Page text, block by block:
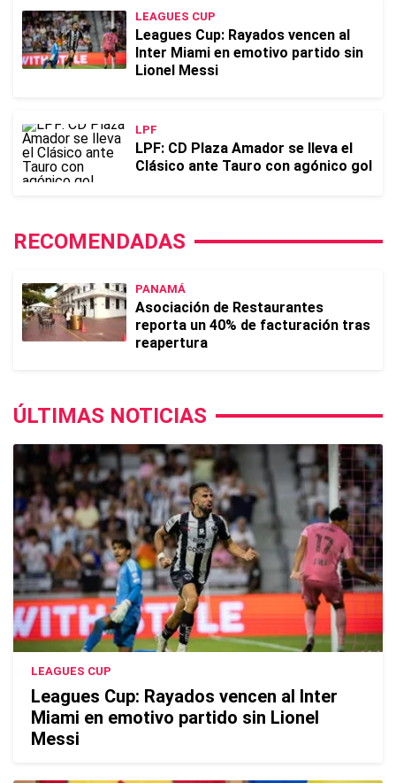
LEAGUES CUP
Leagues Cup: Rayados vencen al
Inter Miami en emotivo partido sin
Lionel Messi
LPF
LPF: CD Plaza Amador se lleva el
Clásico ante Tauro con agónico gol
RECOMENDADAS
PANAMÁ
Asociación de Restaurantes
reporta un 40% de facturación tras
reapertura
ÚLTIMAS NOTICIAS
LEAGUES CUP
Leagues Cup: Rayados vencen al Inter
Miami en emotivo partido sin Lionel
Messi